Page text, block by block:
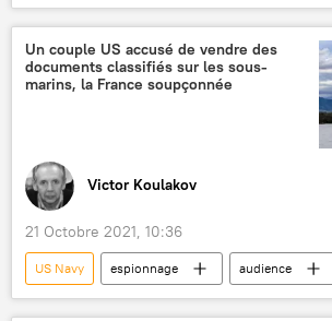
destroyer
États-Unis
OTAN
Marine russe
USS Mount Whitney
International
Un couple US accusé de vendre des
documents classifiés sur les sous-
marins, la France soupçonnée
Victor Koulakov
21 Octobre 2021, 10:36
US Navy espionnage
audience
International